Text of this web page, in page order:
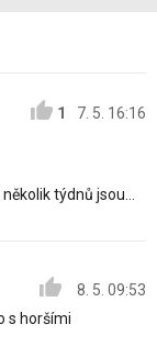
1
7. 5. 16:16
týdnů jsou…
8. 5. 09:53
s horšími